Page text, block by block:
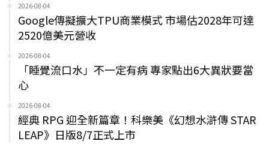
2026-08-04
Google傳擬擴大TPU商業模式 市場估2028年可達
2520億美元營收
2026-08-04
「睡覺流口水」不一定有病 專家點出6大異狀要當
心
2026-08-04
經典 RPG 迎全新篇章！科樂美《幻想水滸傳 STAR
LEAP》日版8/7正式上市